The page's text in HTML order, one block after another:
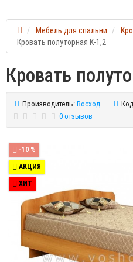
Мебель для спальни
Кровать полуторная К-1,2
Кровать
Производитель: Восход
0 отзывов
-10 %
АКЦИЯ
ХИТ